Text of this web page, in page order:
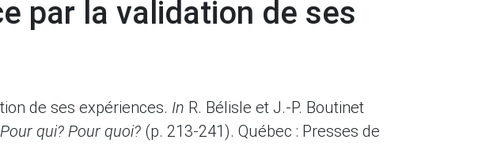
par la validation de ses
de ses expériences. In R. Bélisle et J.-P. Boutinet
qui? Pour quoi? (p. 213-241). Québec : Presses de